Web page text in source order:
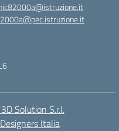
Solution S.r.l.
Italia